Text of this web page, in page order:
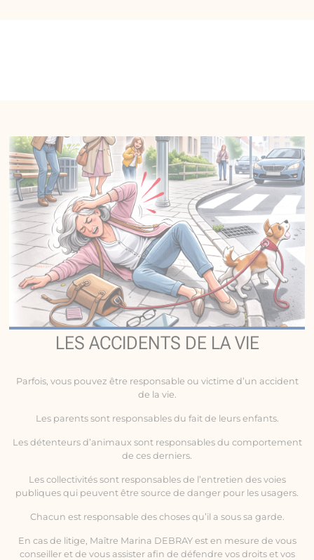
LES ACCIDENTS DE LA VIE
Parfois, vous pouvez être responsable ou victime d’un accident
de la vie
Les parents sont responsables du fait de leurs enfants.
Les détenteurs d’animaux sont responsables du comportement
de ces derniers.
Les collectivités sont responsables de l’entretien des voies
publiques qui peuvent être source de danger pour les usagers.
Chacun est responsable des choses qu’il a sous sa garde.
En cas de litige, Maître Marina DEBRAY est en mesure de vous
conseiller et de vous assister afin de défendre vos droits et vos